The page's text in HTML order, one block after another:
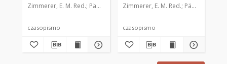
Zimmerer, E. M. Red. Pädagogische Stiftung Cassianeum
czasopismo
Zimmerer, E. M. Red. Pädagogische
czasopismo